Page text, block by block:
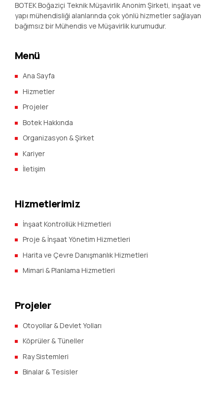
BOTEK Boğaziçi Teknik Müşavirlik Anonim Şirketi, inşaat ve
yapı mühendisliği alanlarında çok yönlü hizmetler sağlayan
bağımsız bir Mühendis ve Müşavirlik kurumudur.
Menü
Ana Sayfa
Hizmetler
Projeler
Botek Hakkında
Organizasyon & Şirket
Kariyer
İletişim
Hizmetlerimiz
İnşaat Kontrollük Hizmetleri
Proje & İnşaat Yönetim Hizmetleri
Harita ve Çevre Danışmanlık Hizmetleri
Mimari & Planlama Hizmetleri
Projeler
Otoyollar & Devlet Yolları
Köprüler & Tüneller
Ray Sistemleri
Binalar & Tesisler